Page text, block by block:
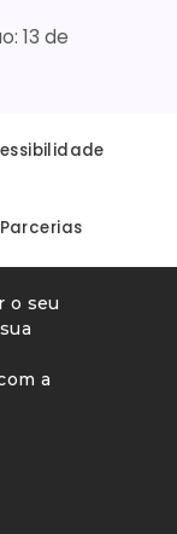
o seu
a
13 de
Parcerias
conteúdo ilegal